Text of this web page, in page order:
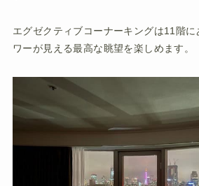
エグゼクティブコーナーキングは11階に
ワーが見える最高な眺望を楽しめます。